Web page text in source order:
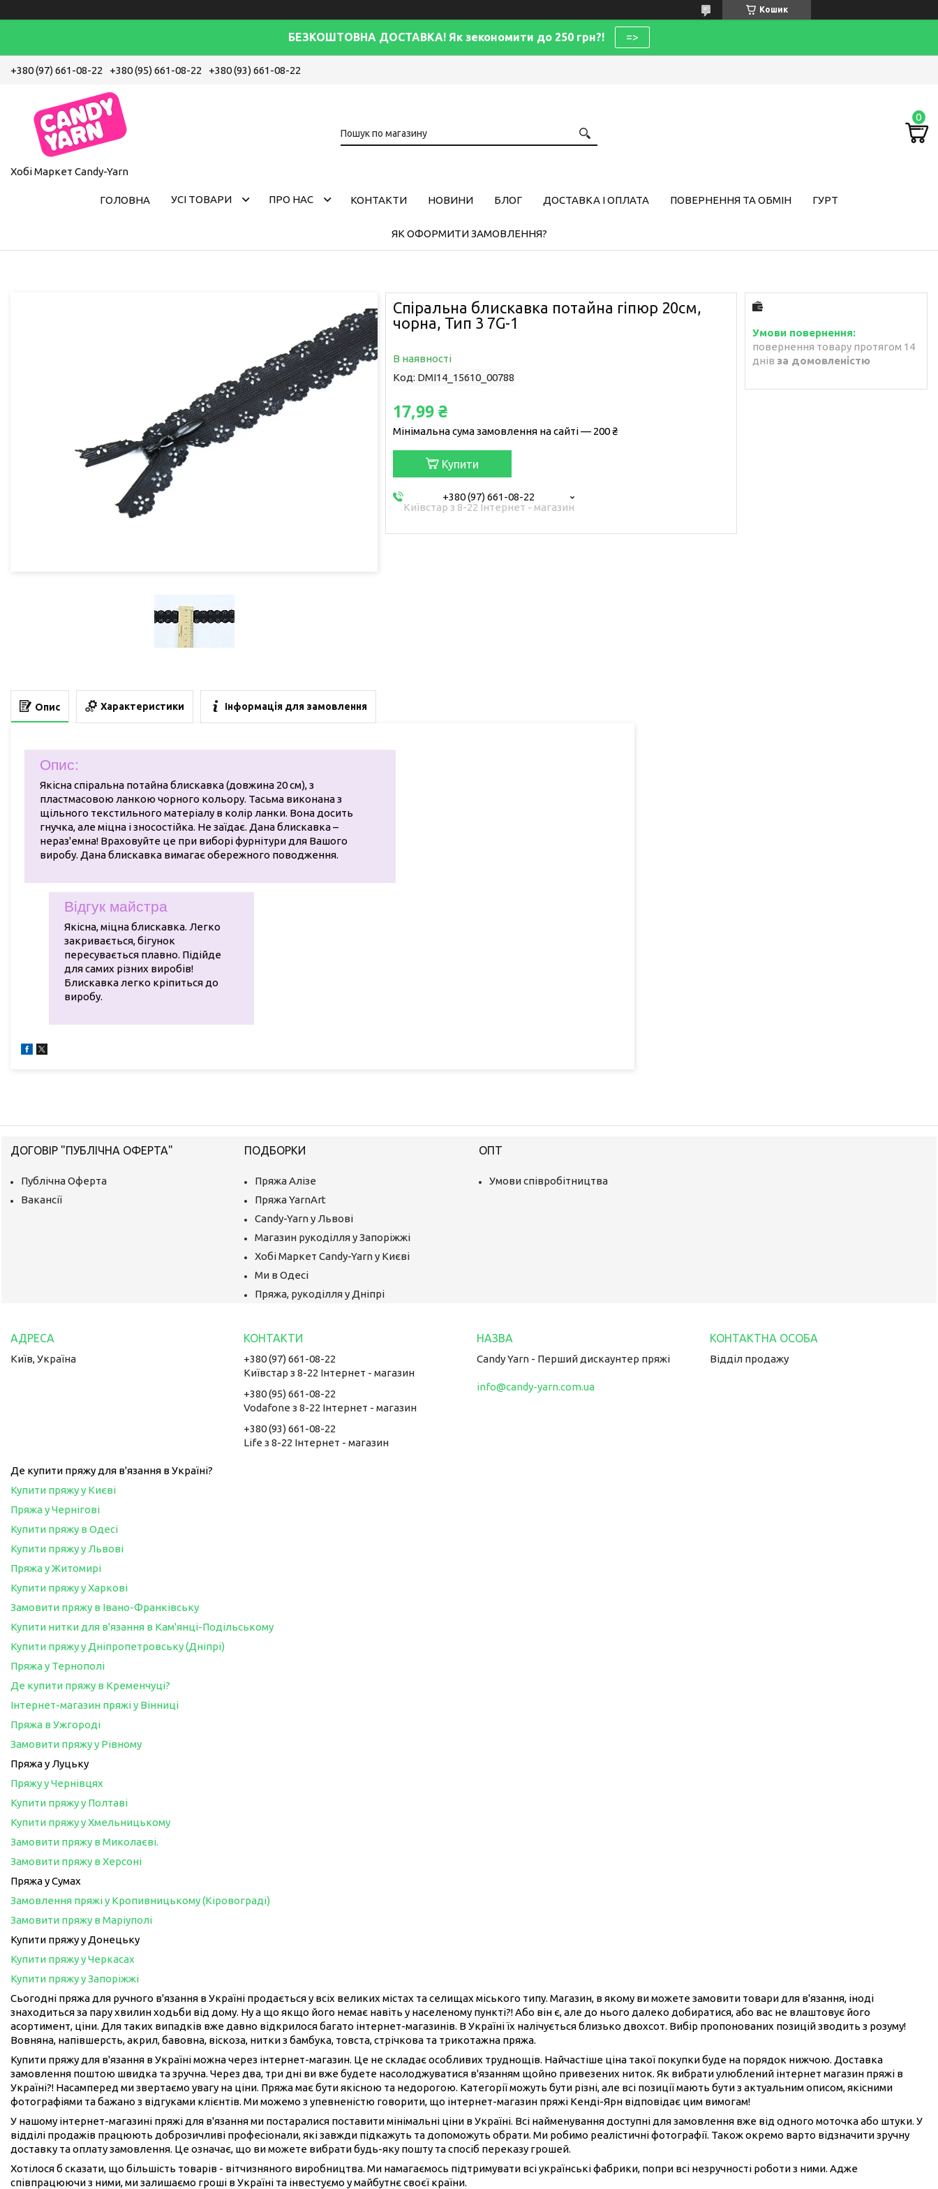
Кошик
БЕЗКОШТОВНА ДОСТАВКА! Як зекономити до 250 грн?! =>
+380 (97) 661-08-22 +380 (95) 661-08-22 +380 (93) 661-08-22
Хобі Маркет Candy-Yarn
ГОЛОВНА УСІ ТОВАРИ ПРО НАС КОНТАКТИ НОВИНИ БЛОГ ДОСТАВКА І ОПЛАТА ПОВЕРНЕННЯ ТА ОБМІН ГУРТ
ЯК ОФОРМИТИ ЗАМОВЛЕННЯ?
Спіральна блискавка потайна гіпюр 20см,
чорна, Тип 3 7G-1
В наявності
Код: DMI14_15610_00788
17,99 ₴
Мінімальна сума замовлення на сайті — 200 ₴
Купити
+380 (97) 661-08-22
Київстар з 8-22 Інтернет - магазин
повернення товару протягом 14
днів за домовленістю
Опис Характеристики Інформація для замовлення
Опис:
Якісна спіральна потайна блискавка (довжина 20 см), з
пластмасовою ланкою чорного кольору. Тасьма виконана з
щільного текстильного матеріалу в колір ланки. Вона досить
гнучка, але міцна і зносостійка. Не заїдає. Дана блискавка –
нераз'емна! Враховуйте це при виборі фурнітури для Вашого
виробу. Дана блискавка вимагає обережного поводження.
Відгук майстра
Якісна, міцна блискавка. Легко
закривається, бігунок
пересувається плавно. Підійде
для самих різних виробів!
Блискавка легко кріпиться до
виробу.
ДОГОВІР "ПУБЛІЧНА ОФЕРТА"
Публічна Оферта
Вакансії
ПОДБОРКИ
Пряжа Алізе
Пряжа YarnArt
Candy-Yarn у Львові
Магазин рукоділля у Запоріжжі
Хобі Маркет Candy-Yarn у Києві
Ми в Одесі
Пряжа, рукоділля у Дніпрі
ОПТ
Умови співробітництва
Київ, Україна
+380 (97) 661-08-22
Київстар з 8-22 Інтернет - магазин
+380 (95) 661-08-22
Vodafone з 8-22 Інтернет - магазин
+380 (93) 661-08-22
Life з 8-22 Інтернет - магазин
Candy Yarn - Перший дискаунтер пряжі
info@candy-yarn.com.ua
Відділ продажу
Де купити пряжу для в'язання в Україні?
Купити пряжу у Києві
Пряжа у Чернігові
Купити пряжу в Одесі
Купити пряжу у Львові
Пряжа у Житомирі
Купити пряжу у Харкові
Замовити пряжу в Івано-Франківську
Купити нитки для в'язання в Кам'янці-Подільському
Купити пряжу у Дніпропетровську (Дніпрі)
Пряжа у Тернополі
Де купити пряжу в Кременчуці?
Інтернет-магазин пряжі у Вінниці
Пряжа в Ужгороді
Замовити пряжу у Рівному
Пряжа у Луцьку
Пряжу у Чернівцях
Купити пряжу у Полтаві
Купити пряжу у Хмельницькому
Замовити пряжу в Миколаєві.
Замовити пряжу в Херсоні
Пряжа у Сумах
Замовлення пряжі у Кропивницькому (Кіровограді)
Замовити пряжу в Маріуполі
Купити пряжу у Донецьку
Купити пряжу у Черкасах
Купити пряжу у Запоріжжі
Сьогодні пряжа для ручного в'язання в Україні продається у всіх великих містах та селищах міського типу. Магазин, в якому ви можете замовити товари для в'язання, іноді
знаходиться за пару хвилин ходьби від дому. Ну а що якщо його немає навіть у населеному пункті?! Або він є, але до нього далеко добиратися, або вас не влаштовує його
асортимент, ціни. Для таких випадків вже давно відкрилося багато інтернет-магазинів. В Україні їх налічується близько двохсот. Вибір пропонованих позицій зводить з розуму!
Вовняна, напівшерсть, акрил, бавовна, віскоза, нитки з бамбука, товста, стрічкова та трикотажна пряжа.
Купити пряжу для в'язання в Україні можна через інтернет-магазин. Це не складає особливих труднощів. Найчастіше ціна такої покупки буде на порядок нижчою. Доставка
замовлення поштою швидка та зручна. Через два, три дні ви вже будете насолоджуватися в'язанням щойно привезених ниток. Як вибрати улюблений інтернет магазин пряжі в
Україні?! Насамперед ми звертаємо увагу на ціни. Пряжа має бути якісною та недорогою. Категорії можуть бути різні, але всі позиції мають бути з актуальним описом, якісними
фотографіями та бажано з відгуками клієнтів. Ми можемо з упевненістю говорити, що інтернет-магазин пряжі Кенді-Ярн відповідає цим вимогам!
У нашому інтернет-магазині пряжі для в'язання ми постаралися поставити мінімальні ціни в Україні. Всі найменування доступні для замовлення вже від одного моточка або штуки. У
відділі продажів працюють доброзичливі професіонали, які завжди підкажуть та допоможуть обрати. Ми робимо реалістичні фотографії. Також окремо варто відзначити зручну
доставку та оплату замовлення. Це означає, що ви можете вибрати будь-яку пошту та спосіб переказу грошей.
Хотілося б сказати, що більшість товарів - вітчизняного виробництва. Ми намагаємось підтримувати всі українські фабрики, попри всі незручності роботи з ними. Адже
співпрацюючи з ними, ми залишаємо гроші в Україні та інвестуємо у майбутнє своєї країни.